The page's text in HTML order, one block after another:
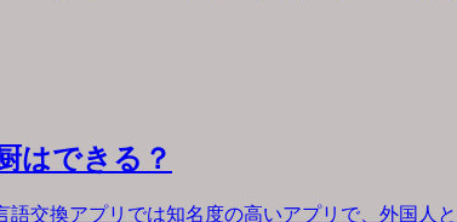
はできる？
交換アプリでは知名度の高いアプリで、外国人と